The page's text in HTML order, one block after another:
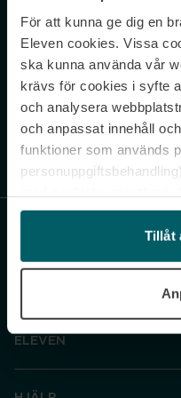
För att kunna ge dig en
Eleven cookies. Vissa
ska kunna använda vår
krävs för cookies i syfte
och analysera
och anpassat innehåll
funktioner som används
och gå vidare”
under ”Inställningar” kan
cookies. Du kan
Tillåt
Never miss a
Sign up to
Genom att prenumerera
ELEVEN